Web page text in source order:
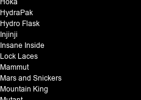
Hoka
HydraPak
Hydro Flask
Injinji
Insane Inside
Lock Laces
Mammut
Mars and Snickers
Mountain King